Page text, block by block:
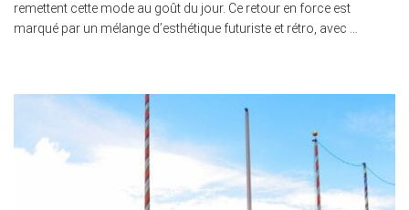
remettent cette mode au goût du jour. Ce retour en force est
marqué par un mélange d’esthétique futuriste et rétro, avec …